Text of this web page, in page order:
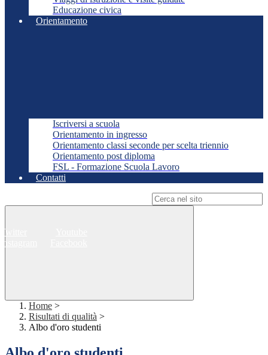
Educazione civica
Orientamento
Iscriversi a scuola
Orientamento in ingresso
Orientamento classi seconde per scelta triennio
Orientamento post diploma
FSL - Formazione Scuola Lavoro
Contatti
Twitter
Instagram
Home >
Risultati di qualità >
Albo d'oro studenti